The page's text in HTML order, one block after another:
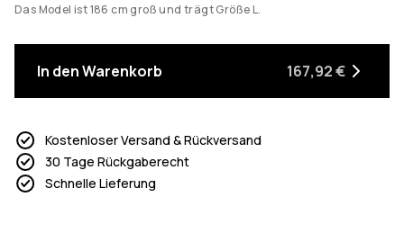
Das Model ist 186 cm groß und trägt Größe L.
In den Warenkorb 167,92 €
Kostenloser Versand & Rückversand
30 Tage Rückgaberecht
Schnelle Lieferung